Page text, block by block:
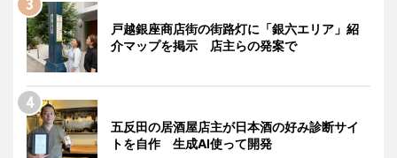
戸越銀座商店街の街路灯に「銀六エリア」紹
介マップを掲示 店主らの発案で
五反田の居酒屋店主が日本酒の好み診断サイ
トを自作 生成AI使って開発